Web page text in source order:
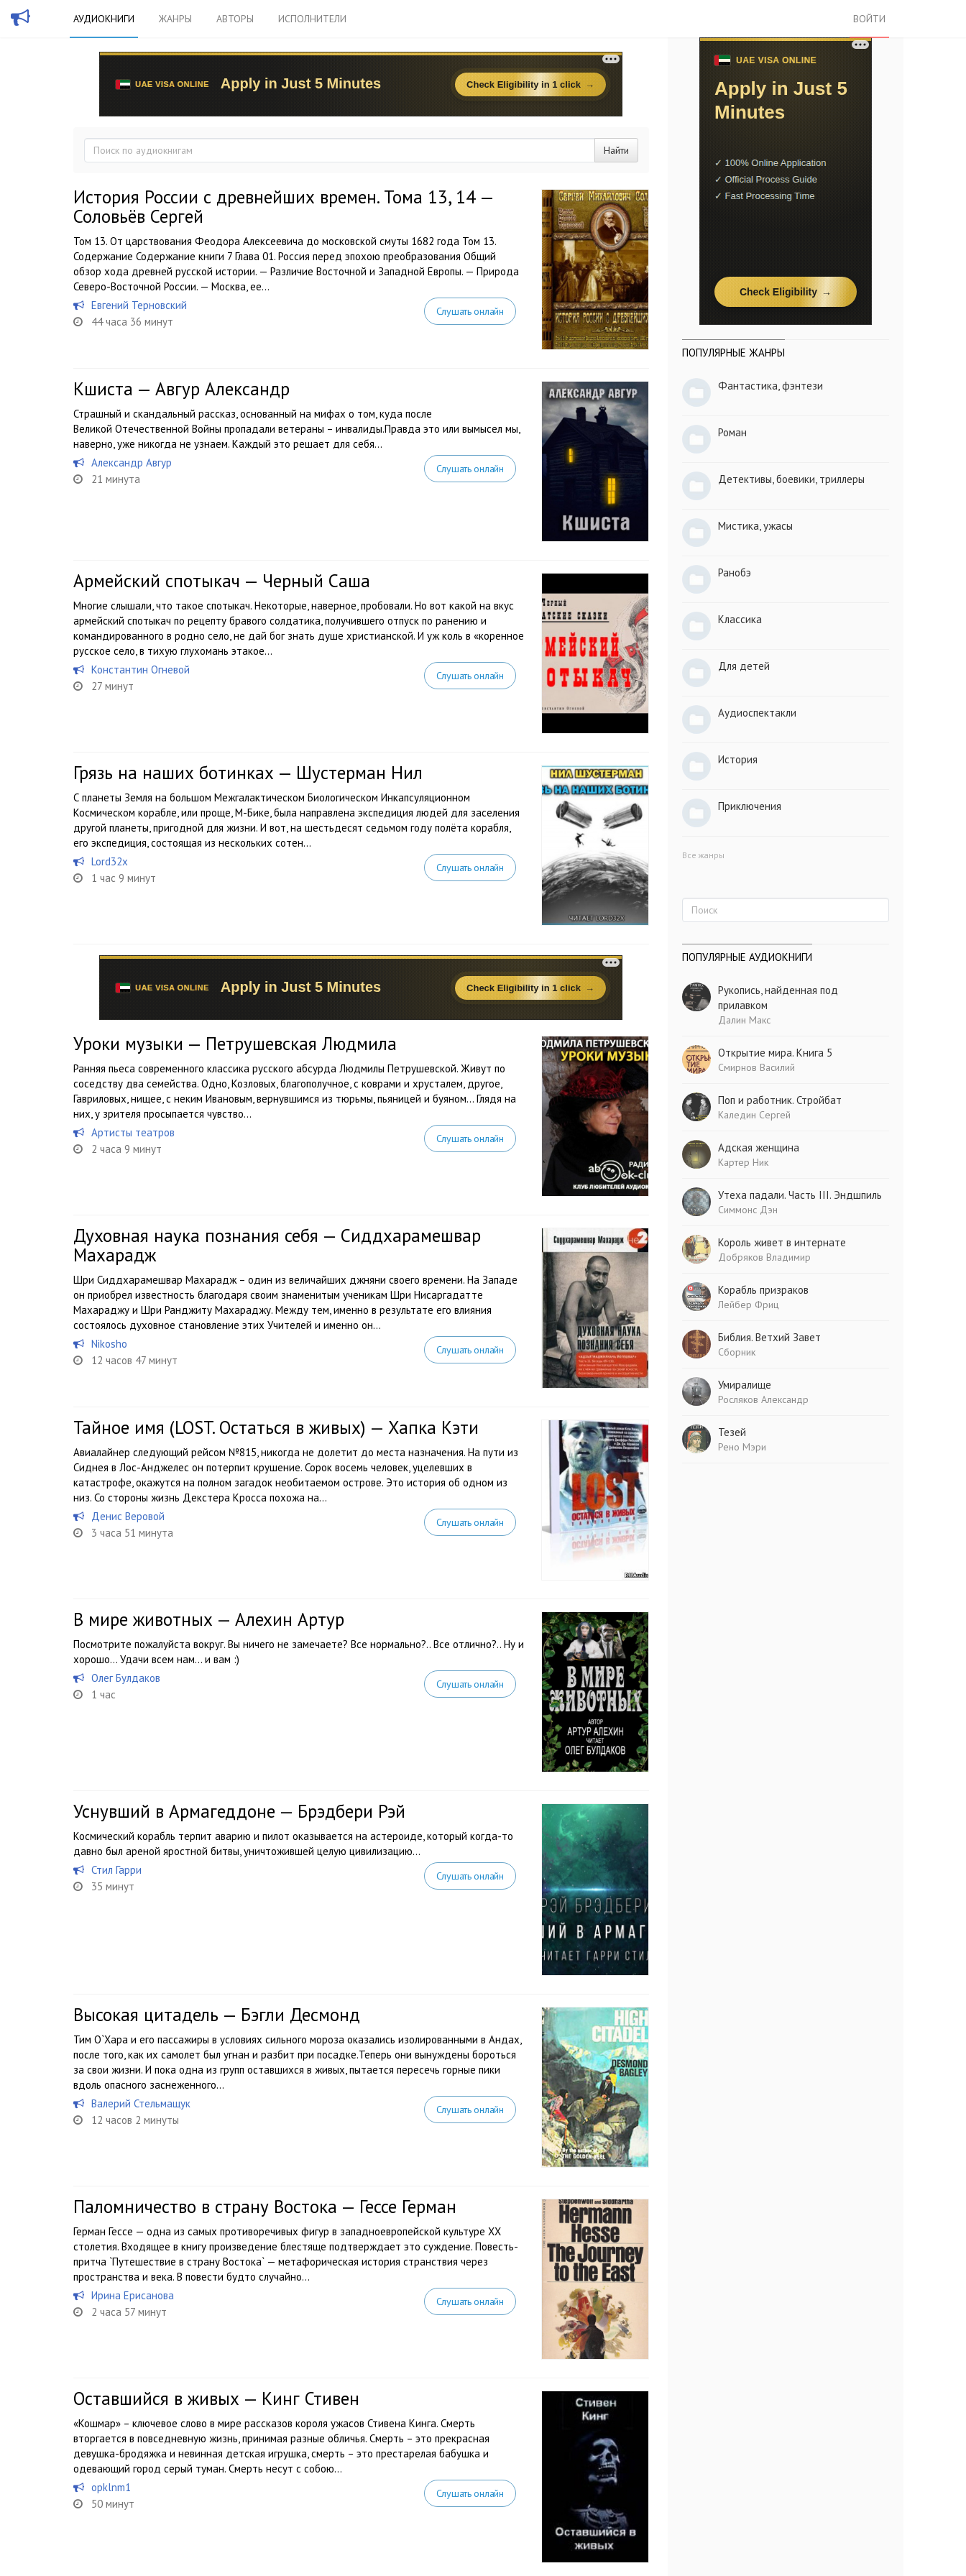
АУДИОКНИГИ ЖАНРЫ АВТОРЫ ИСПОЛНИТЕЛИ ВОЙТИ
Найти
История России с древнейших времен. Тома 13, 14 —
Соловьёв Сергей
Том 13. От царствования Феодора Алексеевича до московской смуты 1682 года Том 13.
Содержание Содержание книги 7 Глава 01. Россия перед эпохою преобразования Общий
обзор хода древней русской истории. — Различие Восточной и Западной Европы. — Природа
Северо-Восточной России. — Москва, ее...
Евгений Терновский
44 часа 36 минут
Слушать онлайн
Кшиста — Авгур Александр
Страшный и скандальный рассказ, основанный на мифах о том, куда после
Великой Отечественной Войны пропадали ветераны – инвалиды.Правда это или вымысел мы,
наверно, уже никогда не узнаем. Каждый это решает для себя...
Александр Авгур
21 минута
Слушать онлайн
Армейский спотыкач — Черный Саша
Многие слышали, что такое спотыкач. Некоторые, наверное, пробовали. Но вот какой на вкус
армейский спотыкач по рецепту бравого солдатика, получившего отпуск по ранению и
командированного в родно село, не дай бог знать душе христианской. И уж коль в «коренное
русское село, в тихую глухомань этакое...
Константин Огневой
27 минут
Слушать онлайн
Грязь на наших ботинках — Шустерман Нил
С планеты Земля на большом Межгалактическом Биологическом Инкапсуляционном
Космическом корабле, или проще, М-Бике, была направлена экспедиция людей для заселения
другой планеты, пригодной для жизни. И вот, на шестьдесят седьмом году полёта корабля,
его экспедиция, состоящая из нескольких сотен...
Lord32x
1 час 9 минут
Слушать онлайн
Уроки музыки — Петрушевская Людмила
Ранняя пьеса современного классика русского абсурда Людмилы Петрушевской. Живут по
соседству два семейства. Одно, Козловых, благополучное, с коврами и хрусталем, другое,
Гавриловых, нищее, с неким Ивановым, вернувшимся из тюрьмы, пьяницей и буяном… Глядя на
них, у зрителя просыпается чувство...
Артисты театров
2 часа 9 минут
Слушать онлайн
Духовная наука познания себя — Сиддхарамешвар
Махарадж
Шри Сиддхарамешвар Махарадж – один из величайших джняни своего времени. На Западе
он приобрел известность благодаря своим знаменитым ученикам Шри Нисаргадатте
Махараджу и Шри Ранджиту Махараджу. Между тем, именно в результате его влияния
состоялось духовное становление этих Учителей и именно он...
Nikosho
12 часов 47 минут
Слушать онлайн
Тайное имя (LOST. Остаться в живых) — Хапка Кэти
Авиалайнер следующий рейсом №815, никогда не долетит до места назначения. На пути из
Сиднея в Лос-Анджелес он потерпит крушение. Сорок восемь человек, уцелевших в
катастрофе, окажутся на полном загадок необитаемом острове. Это история об одном из
низ. Со стороны жизнь Декстера Кросса похожа на...
Денис Веровой
3 часа 51 минута
Слушать онлайн
В мире животных — Алехин Артур
Посмотрите пожалуйста вокруг. Вы ничего не замечаете? Все нормально?.. Все отлично?.. Ну и
хорошо… Удачи всем нам… и вам :)
Олег Булдаков
1 час
Слушать онлайн
Уснувший в Армагеддоне — Брэдбери Рэй
Космический корабль терпит аварию и пилот оказывается на астероиде, который когда-то
давно был ареной яростной битвы, уничтожившей целую цивилизацию…
Стил Гарри
35 минут
Слушать онлайн
Высокая цитадель — Бэгли Десмонд
Тим О`Хара и его пассажиры в условиях сильного мороза оказались изолированными в Андах,
после того, как их самолет был угнан и разбит при посадке.Теперь они вынуждены бороться
за свои жизни. И пока одна из групп оставшихся в живых, пытается пересечь горные пики
вдоль опасного заснеженного...
Валерий Стельмащук
12 часов 2 минуты
Слушать онлайн
Паломничество в страну Востока — Гессе Герман
Герман Гессе — одна из самых противоречивых фигур в западноевропейской культуре XX
столетия. Входящее в книгу произведение блестяще подтверждает это суждение. Повесть-
притча `Путешествие в страну Востока` — метафорическая история странствия через
пространства и века. В повести будто случайно...
Ирина Ерисанова
2 часа 57 минут
Слушать онлайн
Оставшийся в живых — Кинг Стивен
«Кошмар» – ключевое слово в мире рассказов короля ужасов Стивена Кинга. Смерть
вторгается в повседневную жизнь, принимая разные обличья. Смерть – это прекрасная
девушка-бродяжка и невинная детская игрушка, смерть – это престарелая бабушка и
одевающий город серый туман. Смерть несут с собою...
opklnm1
50 минут
Слушать онлайн
ПОПУЛЯРНЫЕ ЖАНРЫ
Фантастика, фэнтези
Роман
Детективы, боевики, триллеры
Мистика, ужасы
Ранобэ
Классика
Для детей
Аудиоспектакли
История
Приключения
Все жанры
ПОПУЛЯРНЫЕ АУДИОКНИГИ
Рукопись, найденная под
прилавком
Далин Макс
Открытие мира. Книга 5
Смирнов Василий
Поп и работник. Стройбат
Каледин Сергей
Адская женщина
Картер Ник
Утеха падали. Часть III. Эндшпиль
Симмонс Дэн
Король живет в интернате
Добряков Владимир
Корабль призраков
Лейбер Фриц
Библия. Ветхий Завет
Сборник
Умиралище
Росляков Александр
Тезей
Рено Мэри